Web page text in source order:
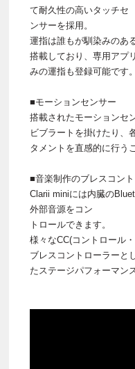
て耐久性の高いタッチセ
ンサーを採用。
運指は誰もが馴染みのあ
搭載しており、専用アプ
みの運指も登録可能です。
■モーションセンサー
搭載されたモーションセ
ビブラートを掛けたり、
タメントを直感的に行う
■音楽制作のブレスコン
Clarii miniには内臓の
外部音源をコン
トロールできます。
様々なCC(コントロール
ブレスコントローラーと
たステージパフォーマン